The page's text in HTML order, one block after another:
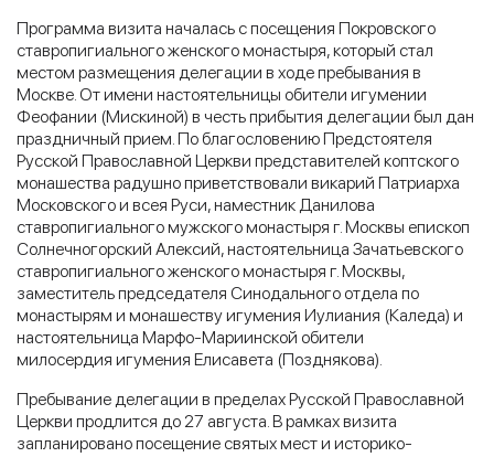
Программа визита началась с посещения Покровского
ставропигиального женского монастыря, который стал
местом размещения делегации в ходе пребывания в
Москве. От имени настоятельницы обители игумении
Феофании (Мискиной) в честь прибытия делегации был дан
праздничный прием. По благословению Предстоятеля
Русской Православной Церкви представителей коптского
монашества радушно приветствовали викарий Патриарха
Московского и всея Руси, наместник Данилова
ставропигиального мужского монастыря г. Москвы епископ
Солнечногорский Алексий, настоятельница Зачатьевского
ставропигиального женского монастыря г. Москвы,
заместитель председателя Синодального отдела по
монастырям и монашеству игумения Иулиания (Каледа) и
настоятельница Марфо-Мариинской обители
милосердия игумения Елисавета (Позднякова).
Пребывание делегации в пределах Русской Православной
Церкви продлится до 27 августа. В рамках визита
запланировано посещение святых мест и историко-